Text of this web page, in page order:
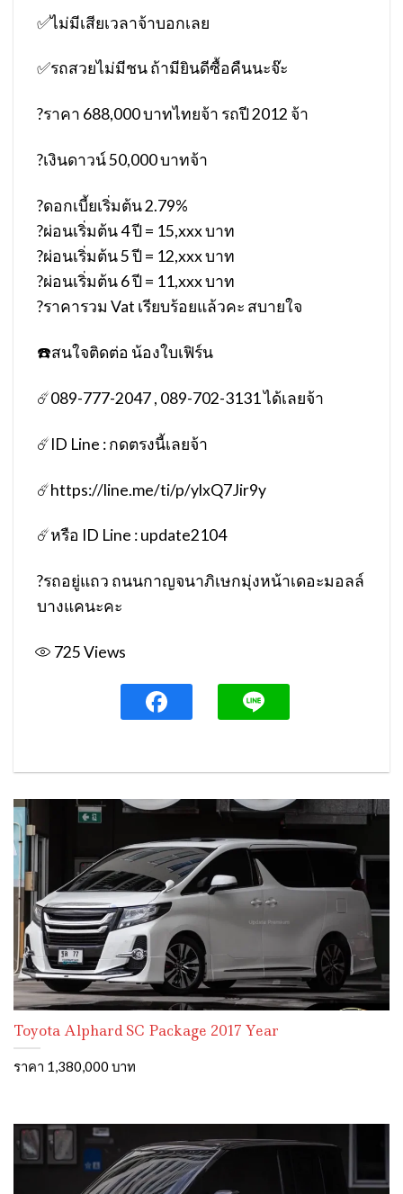
✅ไม่มีเสียเวลาจ้าบอกเลย
✅รถสวยไม่มีชน ถ้ามียินดีซื้อคืนนะจ๊ะ
?ราคา 688,000 บาทไทยจ้า รถปี 2012 จ้า
?เงินดาวน์ 50,000 บาทจ้า
?ดอกเบี้ยเริ่มต้น 2.79%
?ผ่อนเริ่มต้น 4 ปี = 15,xxx บาท
?ผ่อนเริ่มต้น 5 ปี = 12,xxx บาท
?ผ่อนเริ่มต้น 6 ปี = 11,xxx บาท
?ราคารวม Vat เรียบร้อยแล้วคะ สบายใจ
☎️สนใจติดต่อ น้องใบเฟิร์น
☄️089-777-2047 , 089-702-3131 ได้เลยจ้า
☄️ID Line : กดตรงนี้เลยจ้า
☄️https://line.me/ti/p/ylxQ7Jir9y
☄️หรือ ID Line : update2104
?รถอยู่แถว ถนนกาญจนาภิเษกมุ่งหน้าเดอะมอลล์
บางแคนะคะ
725Views
Toyota Alphard SC Package 2017 Year
ราคา 1,380,000 บาท